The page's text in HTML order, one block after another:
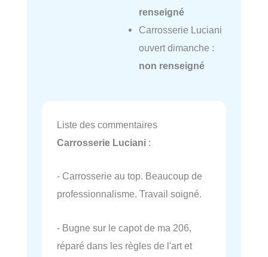
renseigné
Carrosserie Luciani
ouvert dimanche :
non renseigné
Liste des commentaires
Carrosserie Luciani :
- Carrosserie au top. Beaucoup de
professionnalisme. Travail soigné.
- Bugne sur le capot de ma 206,
réparé dans les règles de l'art et